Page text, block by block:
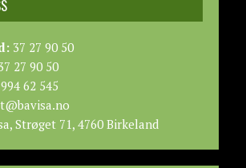
37 27 90 50
27 90 50
62 545
Strøget 71, 4760 Birkeland